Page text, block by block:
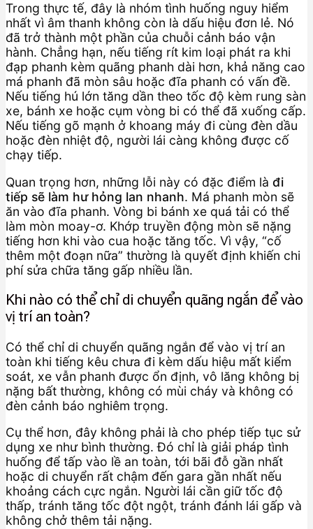
Trong thực tế, đây là nhóm tình huống nguy hiểm
nhất vì âm thanh không còn là dấu hiệu đơn lẻ. Nó
đã trở thành một phần của chuỗi cảnh báo vận
hành. Chẳng hạn, nếu tiếng rít kim loại phát ra khi
đạp phanh kèm quãng phanh dài hơn, khả năng cao
má phanh đã mòn sâu hoặc đĩa phanh có vấn đề.
Nếu tiếng hú lớn tăng dần theo tốc độ kèm rung sàn
xe, bánh xe hoặc cụm vòng bi có thể đã xuống cấp.
Nếu tiếng gõ mạnh ở khoang máy đi cùng đèn dầu
hoặc đèn nhiệt độ, người lái càng không được cố
chạy tiếp.
Quan trọng hơn, những lỗi này có đặc điểm là đi
tiếp sẽ làm hư hỏng lan nhanh. Má phanh mòn sẽ
ăn vào đĩa phanh. Vòng bi bánh xe quá tải có thể
làm mòn moay-ơ. Khớp truyền động mòn sẽ nặng
tiếng hơn khi vào cua hoặc tăng tốc. Vì vậy, “cố
thêm một đoạn nữa” thường là quyết định khiến chi
phí sửa chữa tăng gấp nhiều lần.
Khi nào có thể chỉ di chuyển quãng ngắn để vào
vị trí an toàn?
Có thể chỉ di chuyển quãng ngắn để vào vị trí an
toàn khi tiếng kêu chưa đi kèm dấu hiệu mất kiểm
soát, xe vẫn phanh được ổn định, vô lăng không bị
nặng bất thường, không có mùi cháy và không có
đèn cảnh báo nghiêm trọng.
Cụ thể hơn, đây không phải là cho phép tiếp tục sử
dụng xe như bình thường. Đó chỉ là giải pháp tình
huống để tấp vào lề an toàn, tới bãi đỗ gần nhất
hoặc di chuyển rất chậm đến gara gần nhất nếu
khoảng cách cực ngắn. Người lái cần giữ tốc độ
thấp, tránh tăng tốc đột ngột, tránh đánh lái gấp và
không chở thêm tải nặng.